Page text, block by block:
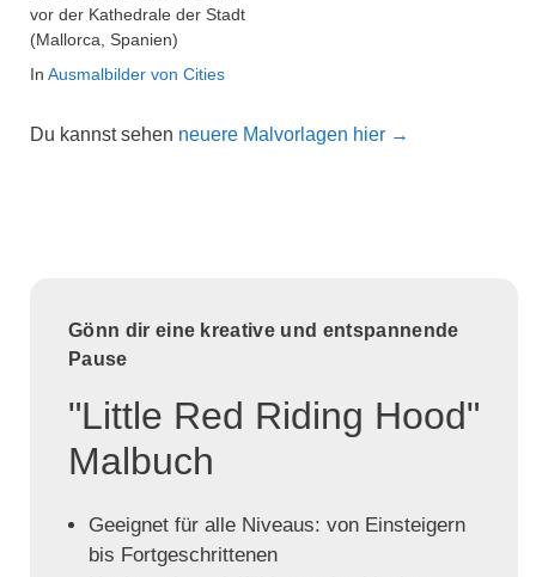
vor der Kathedrale der Stadt
(Mallorca, Spanien)
In Ausmalbilder von Cities
Du kannst sehen neuere Malvorlagen hier →
Gönn dir eine kreative und entspannende
Pause
"Little Red Riding Hood"
Malbuch
Geeignet für alle Niveaus: von Einsteigern
bis Fortgeschrittenen